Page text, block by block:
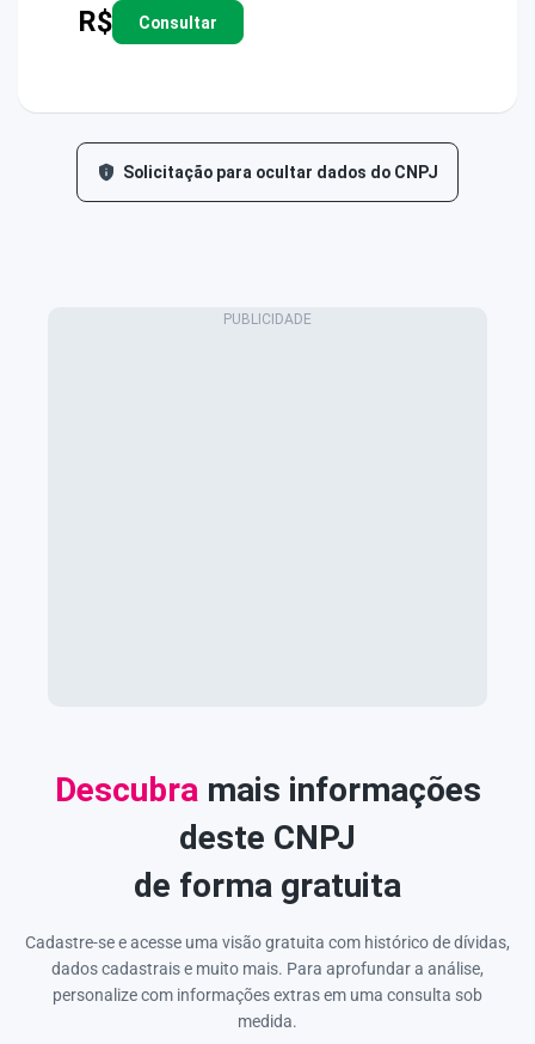
R$ Consultar
Solicitação para ocultar dados do CNPJ
Descubramais informações
deste CNPJ
de forma gratuita
Cadastre-se e acesse uma visão gratuita com histórico de dívidas,
dados cadastrais e muito mais. Para aprofundar a análise,
personalize com informações extras em uma consulta sob
medida.